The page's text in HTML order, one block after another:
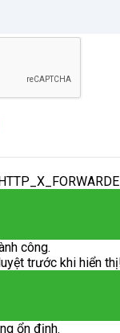
công.
trước khi hiển
ổn định.